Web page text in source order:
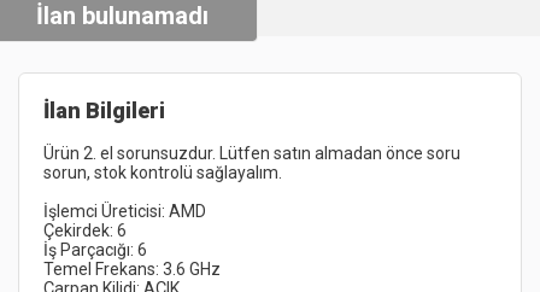
İlan bulunamadı
İlan Bilgileri
Ürün 2. el sorunsuzdur. Lütfen satın almadan önce soru